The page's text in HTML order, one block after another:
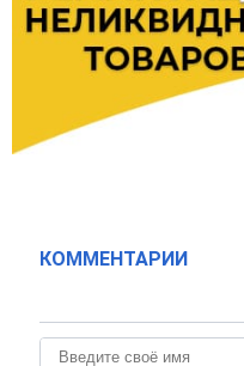
КОММЕНТАРИИ